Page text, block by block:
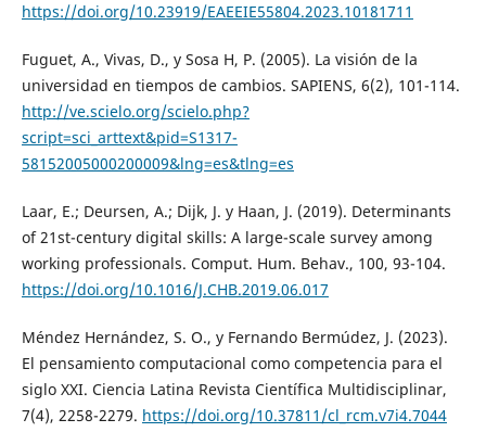
https://doi.org/10.23919/EAEEIE55804.2023.10181711
Fuguet, A., Vivas, D., y Sosa H, P. (2005). La visión de la
universidad en tiempos de cambios. SAPIENS, 6(2), 101-114.
http://ve.scielo.org/scielo.php?
script=sci_arttext&pid=S1317-
58152005000200009&lng=es&tlng=es
Laar, E.; Deursen, A.; Dijk, J. y Haan, J. (2019). Determinants
of 21st-century digital skills: A large-scale survey among
working professionals. Comput. Hum. Behav., 100, 93-104.
https://doi.org/10.1016/J.CHB.2019.06.017
Méndez Hernández, S. O., y Fernando Bermúdez, J. (2023).
El pensamiento computacional como competencia para el
siglo XXI. Ciencia Latina Revista Científica Multidisciplinar,
7(4), 2258-2279. https://doi.org/10.37811/cl_rcm.v7i4.7044